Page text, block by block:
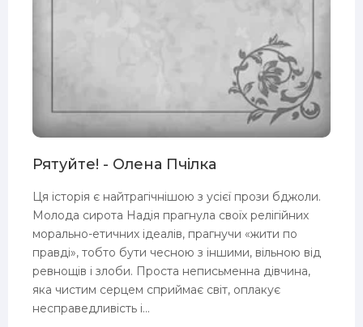
Рятуйте! - Олена Пчілка
Ця історія є найтрагічнішою з усієї прози бджоли.
Молода сирота Надія прагнула своїх релігійних
морально-етичних ідеалів, прагнучи «жити по
правді», тобто бути чесною з іншими, вільною від
ревнощів і злоби. Проста неписьменна дівчина,
яка чистим серцем сприймає світ, оплакує
несправедливість і...